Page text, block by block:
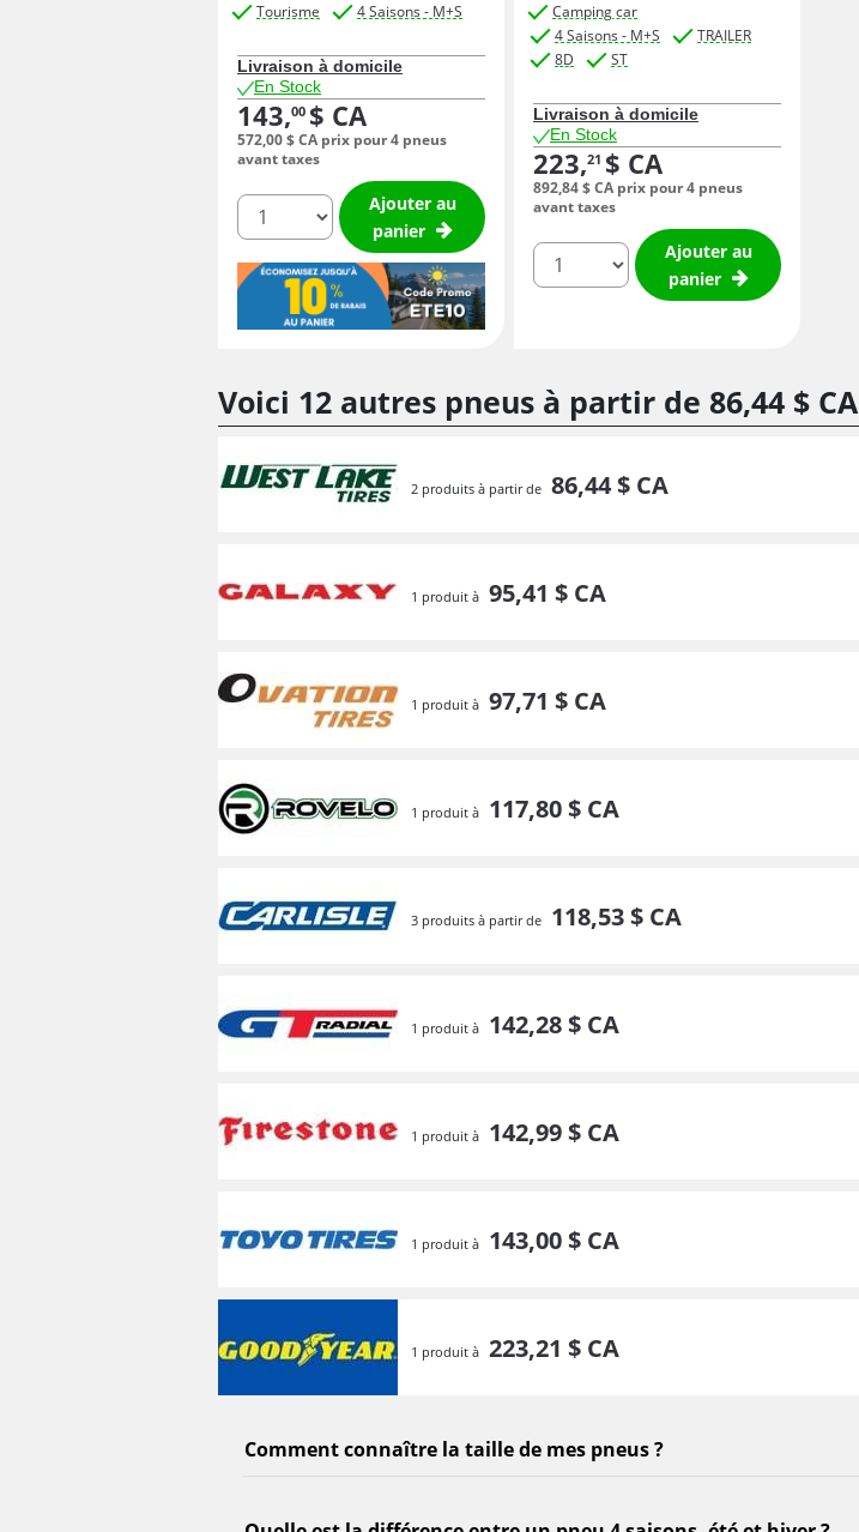
Tourisme 4 Saisons - M+S
Livraison à domicile
En Stock
143,00 $ CA
572,00$ CA prix pour 4 pneus
avant taxes
quantité
Ajouter au
panier
Camping car
4 Saisons - M+S
TRAILER
8D
ST
Livraison à domicile
En Stock
223,21 $ CA
892,84$ CA prix pour 4 pneus
avant taxes
quantité
Ajouter au
panier
Voici 12 autres pneus à partir de 86,44 $ CA
2 produits à partir de 86,44$ CA
1 produit à 95,41 $ CA
1 produit à 97,71 $ CA
1 produit à 117,80$ CA
3 produits à partir de 118,53$ CA
1 produit à 142,28$ CA
1 produit à 142,99$ CA
1 produit à 143,00$ CA
1 produit à 223,21 $ CA
Comment connaître la taille de mes pneus ?